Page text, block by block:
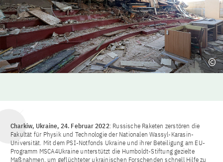
Charkiw, Ukraine, 24. Februar 2022: Russische Raketen zerstören die
Fakultät für Physik und Technologie der Nationalen Wassyl-Karasin-
Universität. Mit dem PSI-Notfonds Ukraine und ihrer Beteiligung am EU-
Programm MSCA4Ukraine unterstützt die Humboldt-Stiftung gezielte
Maßnahmen, um geflüchteter ukrainischen Forschenden schnell Hilfe zu